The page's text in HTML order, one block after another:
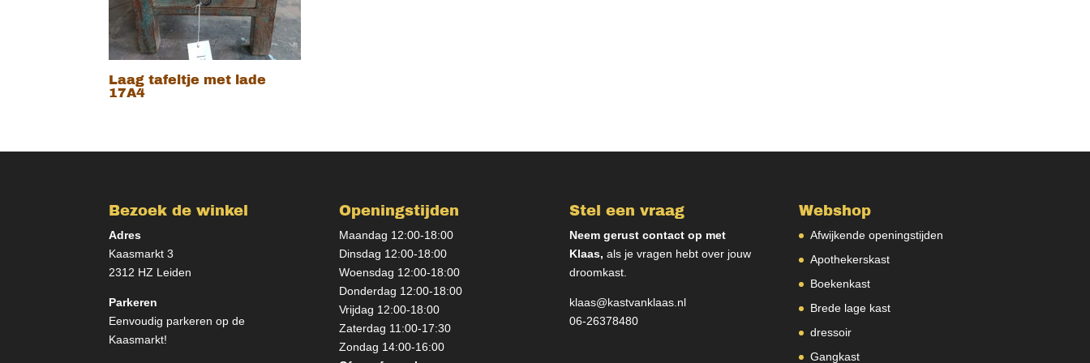
Laag tafeltje met lade
17A4
Bezoek de winkel
Adres
Kaasmarkt 3
2312 HZ Leiden
Parkeren
Eenvoudig parkeren op de
Kaasmarkt!
Openingstijden
Maandag 12:00-18:00
Dinsdag 12:00-18:00
Woensdag 12:00-18:00
Donderdag 12:00-18:00
Vrijdag 12:00-18:00
Zaterdag 11:00-17:30
Zondag 14:00-16:00
Stel een vraag
Neem gerust contact op met
Klaas, als je vragen hebt over jouw
droomkast.
klaas@kastvanklaas.nl
06-26378480
Webshop
Afwijkende openingstijden
Apothekerskast
Boekenkast
Brede lage kast
dressoir
Gangkast